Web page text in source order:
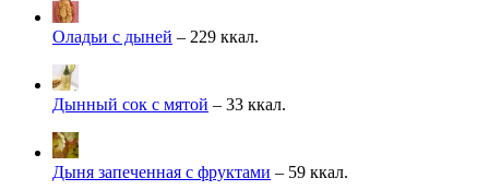
Оладьи с дыней – 229 ккал.
Дынный сок с мятой – 33 ккал.
Дыня запеченная с фруктами – 59 ккал.